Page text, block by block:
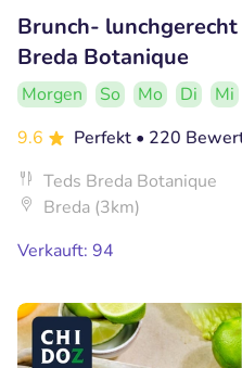
Brunch- lunchgerecht
Breda Botanique
Morgen So Mo Di Mi
9.6
Perfekt • 220
Teds Breda Botanique
Breda (3km)
Verkauft: 94